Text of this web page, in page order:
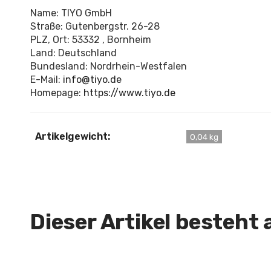
Name: TIYO GmbH
Straße: Gutenbergstr. 26-28
PLZ, Ort: 53332 , Bornheim
Land: Deutschland
Bundesland: Nordrhein-Westfalen
E-Mail: info@tiyo.de
Homepage: https://www.tiyo.de
Artikelgewicht: 0,04 kg
Dieser Artikel besteht